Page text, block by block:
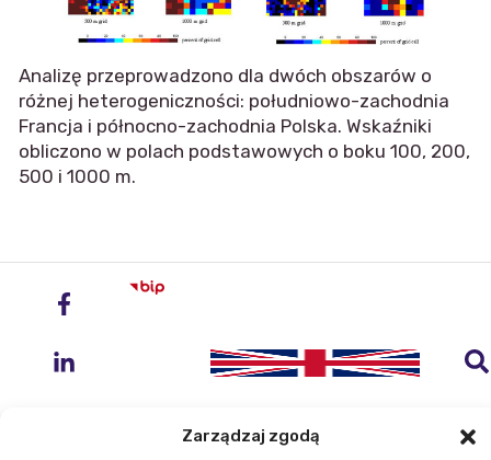
Zarządzaj zgodą
Analizę przeprowadzono dla dwóch obszarów o
różnej heterogeniczności: południowo-zachodnia
Francja i północno-zachodnia Polska. Wskaźniki
obliczono w polach podstawowych o boku 100, 200,
500 i 1000 m.